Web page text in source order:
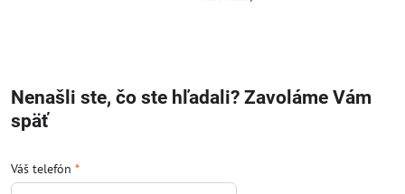
Nenašli ste, čo ste hľadali? Zavoláme Vám
späť
Váš telefón *